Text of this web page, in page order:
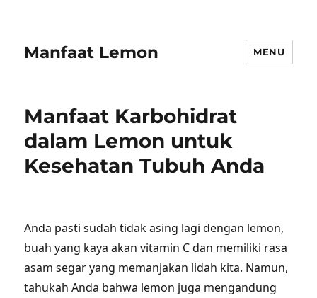
Manfaat Lemon MENU
Manfaat Karbohidrat
dalam Lemon untuk
Kesehatan Tubuh Anda
Anda pasti sudah tidak asing lagi dengan lemon,
buah yang kaya akan vitamin C dan memiliki rasa
asam segar yang memanjakan lidah kita. Namun,
tahukah Anda bahwa lemon juga mengandung